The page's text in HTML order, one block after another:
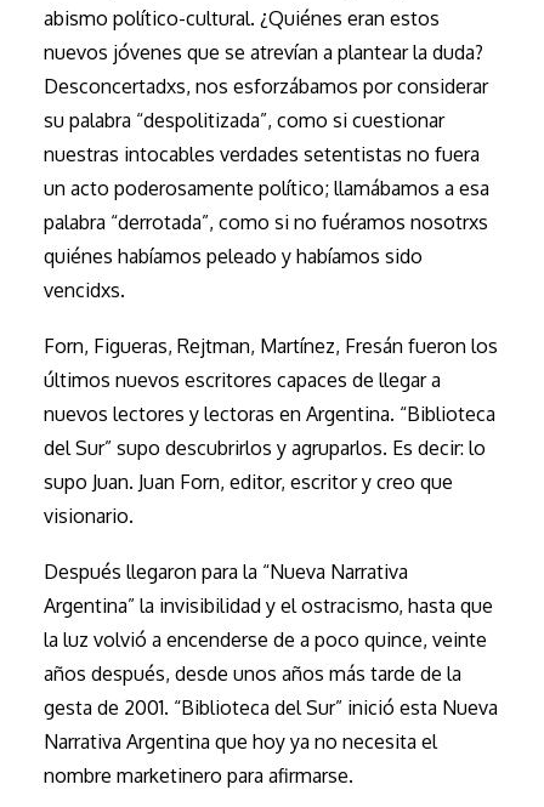
abismo político-cultural. ¿Quiénes eran estos
nuevos jóvenes que se atrevían a plantear la duda?
Desconcertadxs, nos esforzábamos por considerar
su palabra “despolitizada”, como si cuestionar
nuestras intocables verdades setentistas no fuera
un acto poderosamente político; llamábamos a esa
palabra “derrotada”, como si no fuéramos nosotrxs
quiénes habíamos peleado y habíamos sido
vencidxs.
Forn, Figueras, Rejtman, Martínez, Fresán fueron los
últimos nuevos escritores capaces de llegar a
nuevos lectores y lectoras en Argentina. “Biblioteca
del Sur” supo descubrirlos y agruparlos. Es decir: lo
supo Juan. Juan Forn, editor, escritor y creo que
visionario.
Después llegaron para la “Nueva Narrativa
Argentina” la invisibilidad y el ostracismo, hasta que
la luz volvió a encenderse de a poco quince, veinte
años después, desde unos años más tarde de la
gesta de 2001. “Biblioteca del Sur” inició esta Nueva
Narrativa Argentina que hoy ya no necesita el
nombre marketinero para afirmarse.